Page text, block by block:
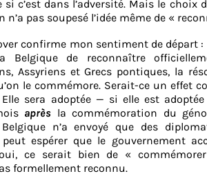
c’est dans l’adversité. Mais le
n’a pas soupesé l’idée même de «
confirme mon sentiment de départ :
Belgique de reconnaître
Assyriens et Grecs pontiques, la
le commémore. Serait-ce un effet
sera adoptée — si elle est
après la commémoration du
n’a envoyé que des
peut espérer que le gouvernement
oui, ce serait bien de «
formellement reconnu.